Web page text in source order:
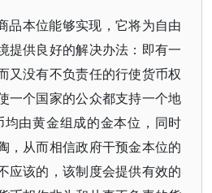
品本位能够实现，它将为自由
提供良好的解决办法：即有一
又没有不负责任的行使货币权
一个国家的公众都支持一个地
均由黄金组成的金本位，同时
，从而相信政府干预金本位的
应该的，该制度会提供有效的